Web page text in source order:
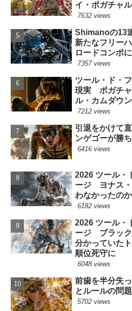
イ・ポガチャ
7632 views
Shimanoの13
新たなフリー
ロードコンポ
7357 views
ツール・ド・
現実 ポガチャ
ル・カムダウ
7212 views
引退をかけて
ンゲゴーが勝
6416 views
2026 ツール・
ージ ヨナス・
わなかったの
6182 views
2026 ツール・
ージ ブラック
分かっていた
順位死守に
6048 views
前歯を半分失
とルールの問
5702 views